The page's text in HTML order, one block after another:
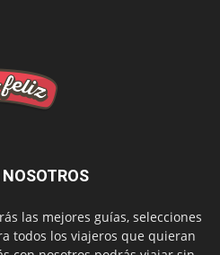
NOSOTROS
las mejores guías, selecciones
todos los viajeros que quieran